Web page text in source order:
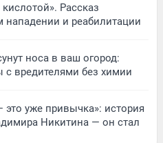
Рассказ
нападении и реабилитации
носа в ваш огород:
вредителями без химии
уже привычка»: история
Никитина — он стал